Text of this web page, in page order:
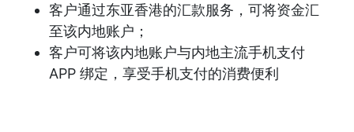
客户通过东亚香港的汇款服务，可将资金汇
至该内地账户；
客户可将该内地账户与内地主流手机支付
APP 绑定，享受手机支付的消费便利